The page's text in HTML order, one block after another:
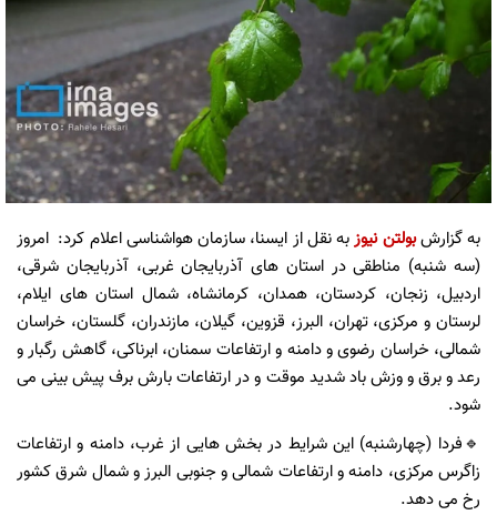
به گزارشبولتن نیوزبه نقل از ایسنا، سازمان هواشناسی اعلام کرد: امروز
(سه شنبه) مناطقی در استان های آذربایجان غربی، آذربایجان شرقی،
اردبیل، زنجان، کردستان، همدان، کرمانشاه، شمال استان های ایلام،
لرستان و مرکزی، تهران، البرز، قزوین، گیلان، مازندران، گلستان، خراسان
شمالی، خراسان رضوی و دامنه و ارتفاعات سمنان، ابرناکی، گاهش رگبار و
رعد و برق و وزش باد شدید موقت و در ارتفاعات بارش برف پیش بینی می
شود.
🔹فردا (چهارشنبه) این شرایط در بخش هایی از غرب، دامنه و ارتفاعات
زاگرس مرکزی، دامنه و ارتفاعات شمالی و جنوبی البرز و شمال شرق کشور
رخ می دهد.